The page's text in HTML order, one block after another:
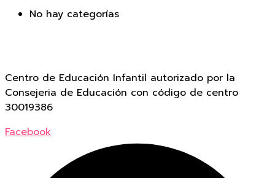
No hay categorías
Centro de Educación Infantil autorizado por la
Consejeria de Educación con código de centro
30019386
Facebook